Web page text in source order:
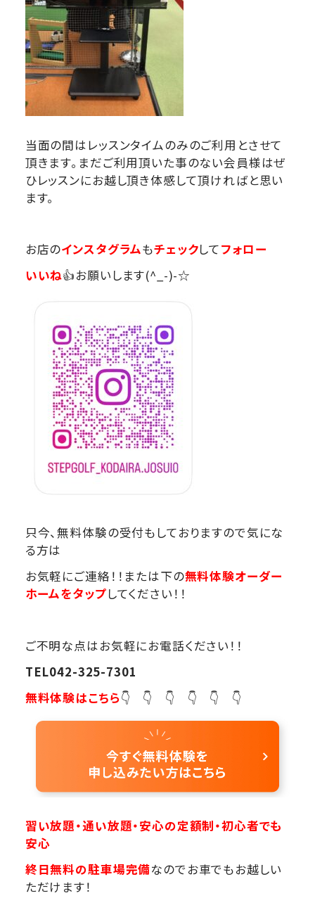
当面の間はレッスンタイムのみのご利用とさせて
頂きます。まだご利用頂いた事のない会員様はぜ
ひレッスンにお越し頂き体感して頂ければと思い
ます。
お店のインスタグラムもチェックしてフォロー
いいね👍お願いします(^_-)-☆
只今、無料体験の受付もしておりますので気にな
る方は
お気軽にご連絡！！または下の無料体験オーダー
ホームをタップしてください！！
ご不明な点はお気軽にお電話ください！！
TEL042-325-7301
無料体験はこちら👇 👇 👇 👇 👇 👇
習い放題・通い放題・安心の定額制・初心者でも
安心
終日無料の駐車場完備なのでお車でもお越しい
ただけます！